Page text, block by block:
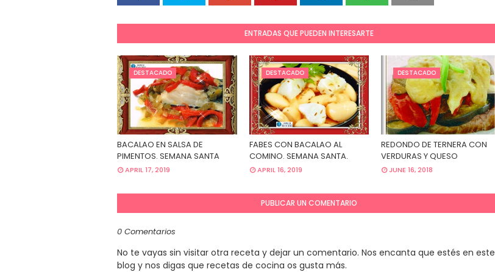
ENTRADAS QUE PUEDEN INTERESARTE
DESTACADO
BACALAO EN SALSA DE
PIMENTOS. SEMANA SANTA
APRIL 17, 2019
DESTACADO
FABES CON BACALAO AL
COMINO. SEMANA SANTA.
APRIL 16, 2019
DESTACADO
REDONDO DE TERNERA CON
VERDURAS Y QUESO
JUNE 16, 2018
PUBLICAR UN COMENTARIO
0 Comentarios
No te vayas sin visitar otra receta y dejar un comentario. Nos encanta que estés en este
blog y nos digas que recetas de cocina os gusta más.